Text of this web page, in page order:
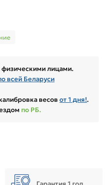
лицами.
всей Беларуси
весов от 1 дня!.
по РБ.